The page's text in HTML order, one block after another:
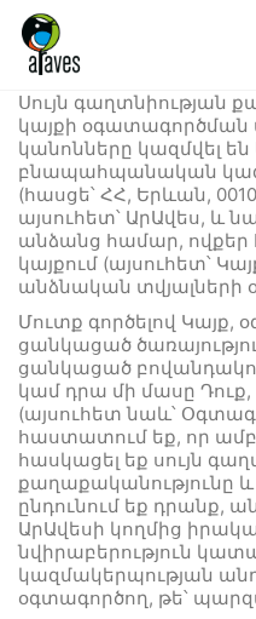
Սույն գաղտնիության
կայքի օգատագործման
կանոնները կազմվել են
բնապահպանական
(հասցե՝ ՀՀ, Երևան,
այսուհետ՝ ԱրԱվես, և
անձանց համար, ովքեր
կայքում (այսուհետ՝
անձնական տվյալների
Մուտք գործելով Կայք,
ցանկացած
ցանկացած
կամ դրա մի մասը
(այսուհետ նաև՝
հաստատում եք, որ
հասկացել եք սույն
քաղաքականությունը
ընդունում եք դրանք,
ԱրԱվեսի կողմից
նվիրաբերություն
կազմակերպության
օգտագործող, թե՝